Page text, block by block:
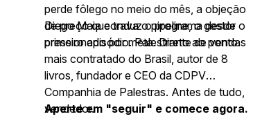
perde fôlego no meio do mês, a objeção
de preço que trava o pipeline, o gestor
pressionado por meta. Direto ao ponto.
Diego Maia conduz o programa desde o
primeiro episódio. Palestrante de vendas
mais contratado do Brasil, autor de 8
livros, fundador e CEO da CDPV
Companhia de Palestras. Antes de tudo,
vendedor.
Aperte em "seguir" e comece agora.